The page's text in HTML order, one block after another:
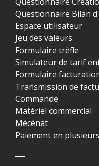
Questionnaire Bilan
Espace utilisateur
Jeu des valeurs
Formulaire trèfle
Simulateur de tarif
Formulaire
Transmission de
Commande
Matériel commercial
Mécénat
Paiement en